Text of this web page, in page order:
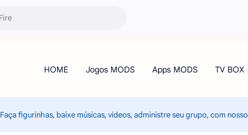
Faça figurinhas, baixe músicas, vídeos, administre seu grupo, com nosso